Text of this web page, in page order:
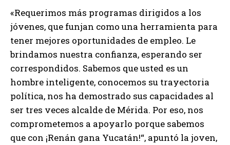
«Requerimos más programas dirigidos a los
jóvenes, que funjan como una herramienta para
tener mejores oportunidades de empleo. Le
brindamos nuestra confianza, esperando ser
correspondidos. Sabemos que usted es un
hombre inteligente, conocemos su trayectoria
política, nos ha demostrado sus capacidades al
ser tres veces alcalde de Mérida. Por eso, nos
comprometemos a apoyarlo porque sabemos
que con ¡Renán gana Yucatán!“, apuntó la joven,